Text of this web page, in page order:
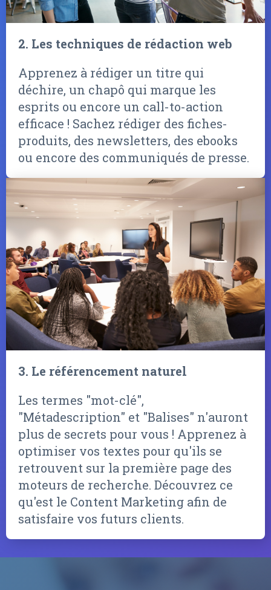
2. Les techniques de rédaction web
Apprenez à rédiger un titre qui
déchire, un chapô qui marque les
esprits ou encore un call-to-action
efficace ! Sachez rédiger des fiches-
produits, des newsletters, des ebooks
ou encore des communiqués de presse.
3. Le référencement naturel
Les termes "mot-clé",
"Métadescription" et "Balises" n'auront
plus de secrets pour vous ! Apprenez à
optimiser vos textes pour qu'ils se
retrouvent sur la première page des
moteurs de recherche. Découvrez ce
qu'est le Content Marketing afin de
satisfaire vos futurs clients.